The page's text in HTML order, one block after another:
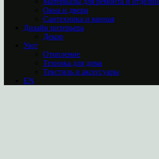
Окна и двери
Сантехника и ванная
Дизайн интерьера
Декор
Уют
Отопление
Техника для дома
Текстиль и аксессуары
EN